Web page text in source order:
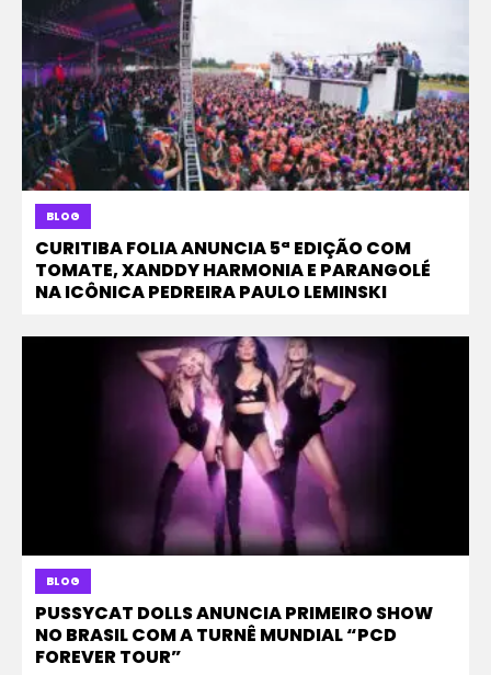
BLOG
CURITIBA FOLIA ANUNCIA 5ª EDIÇÃO COM
TOMATE, XANDDY HARMONIA E PARANGOLÉ
NA ICÔNICA PEDREIRA PAULO LEMINSKI
BLOG
PUSSYCAT DOLLS ANUNCIA PRIMEIRO SHOW
NO BRASIL COM A TURNÊ MUNDIAL “PCD
FOREVER TOUR”